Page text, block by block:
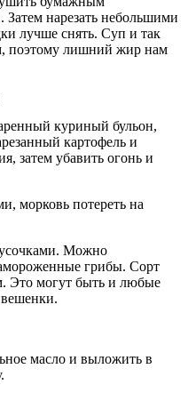
Затем нарезать небольшими
лучше снять. Суп и так
поэтому лишний жир нам
куриный бульон,
картофель и
затем убавить огонь и
морковь потереть на
Можно
грибы. Сорт
Это могут быть и любые
масло и выложить в